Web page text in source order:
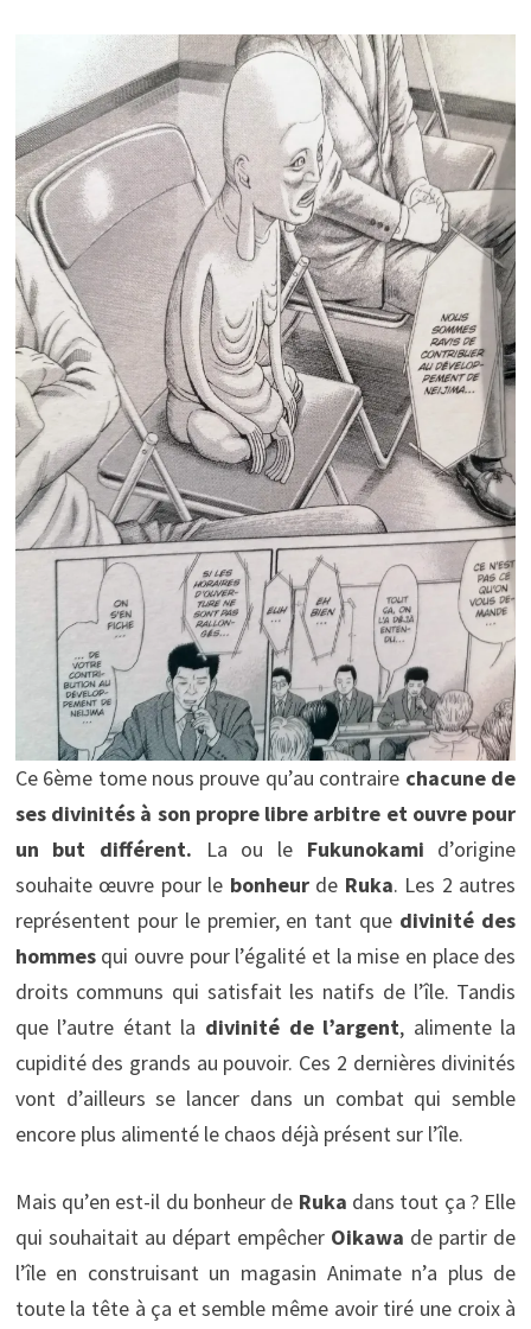
Ce 6ème tome nous prouve qu’au contraire chacune de
ses divinités à son propre libre arbitre et ouvre pour
un but différent. La ou le Fukunokami d’origine
souhaite œuvre pour le bonheur de Ruka. Les 2 autres
représentent pour le premier, en tant que divinité des
hommesqui ouvre pour l’égalité et la mise en place des
droits communs qui satisfait les natifs de l’île. Tandis
que l’autre étant la divinité de l’argent, alimente la
cupidité des grands au pouvoir. Ces 2 dernières divinités
vont d’ailleurs se lancer dans un combat qui semble
encore plus alimenté le chaos déjà présent sur l’île.
Mais qu’en est-il du bonheur de Ruka dans tout ça ? Elle
qui souhaitait au départ empêcher Oikawa de partir de
l’île en construisant un magasin Animate n’a plus de
toute la tête à ça et semble même avoir tiré une croix à